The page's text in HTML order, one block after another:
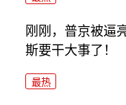
刚刚，普京被逼
斯要干大事了！
最热